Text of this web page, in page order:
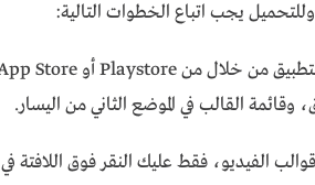
يجب اتباع الخطوات التالية:
القالب في الموضع الثاني من اليسار.
الفيديو، فقط عليك النقر فوق اللافتة في